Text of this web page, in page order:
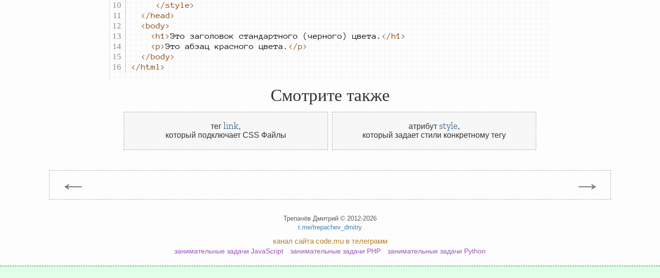
</style>
</head>
<body>
<h1>Это заголовок стандартного (черного) цвета. </h1>
<p>Это абзац красного цвета. </p>
</body>
</html>
Смотрите также
тег link,
который подключает CSS Файлы
атрибут style,
который задает стили конкретному тегу
← →
Трепачёв Дмитрий © 2012-2026
t.me/trepachev_dmitry
канал сайта code.mu в телеграмм
занимательные задачи JavaScript занимательные задачи PHP занимательные задачи Python